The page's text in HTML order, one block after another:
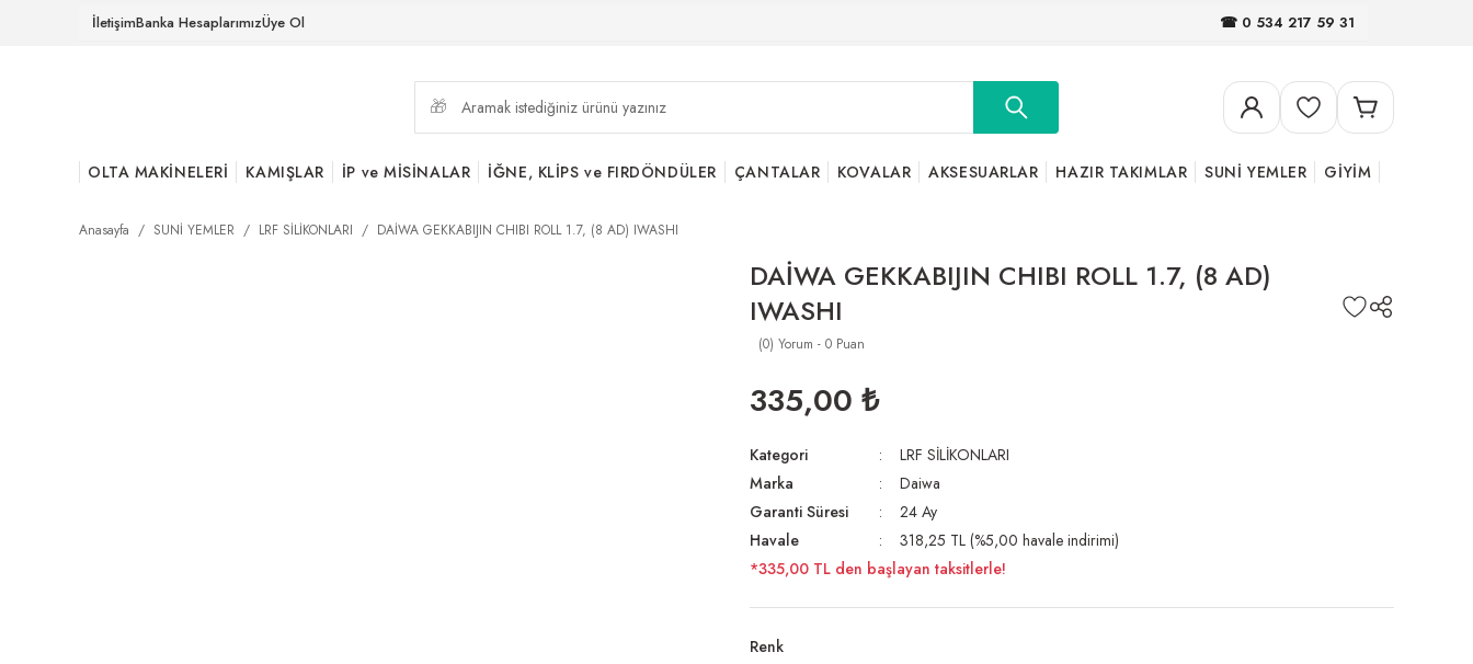
İletişimBanka HesaplarımızÜye Ol ☎ 0 534 217 59 31
OLTA MAKİNELERİ KAMIŞLAR İP ve MİSİNALAR İĞNE, KLİPS ve FIRDÖNDÜLER ÇANTALAR KOVALAR AKSESUARLAR HAZIR TAKIMLAR SUNİ YEMLER GİYİM
Anasayfa SUNİ YEMLER LRF SİLİKONLARI DAİWA GEKKABIJIN CHIBI ROLL 1.7, (8 AD) IWASHI
DAİWA GEKKABIJIN CHIBI ROLL 1.7, (8 AD)
IWASHI
(0) Yorum - 0 Puan
335,00 ₺
Kategori
LRF SİLİKONLARI
Marka
Daiwa
Garanti Süresi
24 Ay
Havale
318,25 TL (%5,00 havale indirimi)
*335,00 TL den başlayan taksitlerle!
Renk